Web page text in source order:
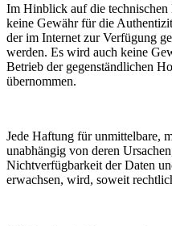
Im Hinblick auf die technischen
keine Gewähr für die
der im Internet zur Verfügung
werden. Es wird auch keine
Betrieb der gegenständlichen
übernommen.
Jede Haftung für unmittelbare,
unabhängig von deren
Nichtverfügbarkeit der Daten
erwachsen, wird, soweit